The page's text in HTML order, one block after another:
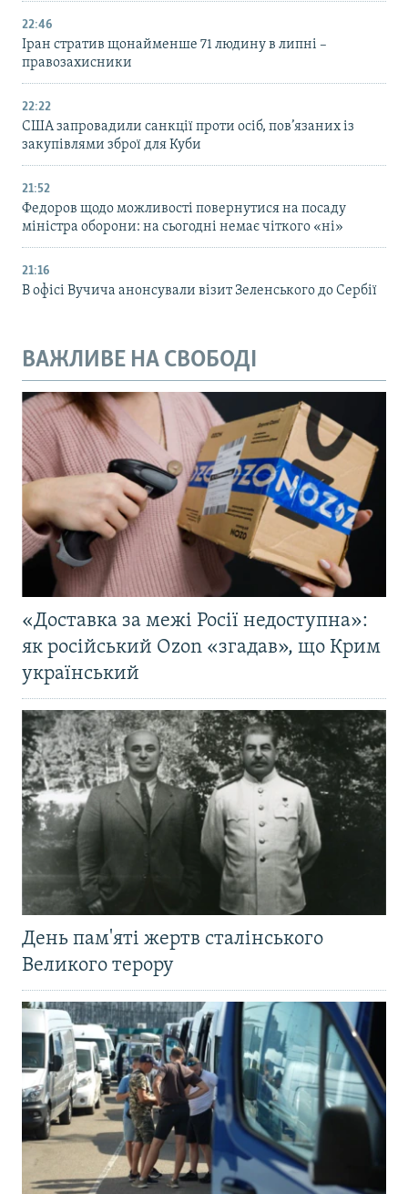
22:46
Іран стратив щонайменше 71 людину в липні –
правозахисники
22:22
США запровадили санкції проти осіб, пов’язаних із
закупівлями зброї для Куби
21:52
Федоров щодо можливості повернутися на посаду
міністра оборони: на сьогодні немає чіткого «ні»
21:16
В офісі Вучича анонсували візит Зеленського до Сербії
ВАЖЛИВЕ НА СВОБОДІ
«Доставка за межі Росії недоступна»:
як російський Ozon «згадав», що Крим
український
День пам'яті жертв сталінського
Великого терору